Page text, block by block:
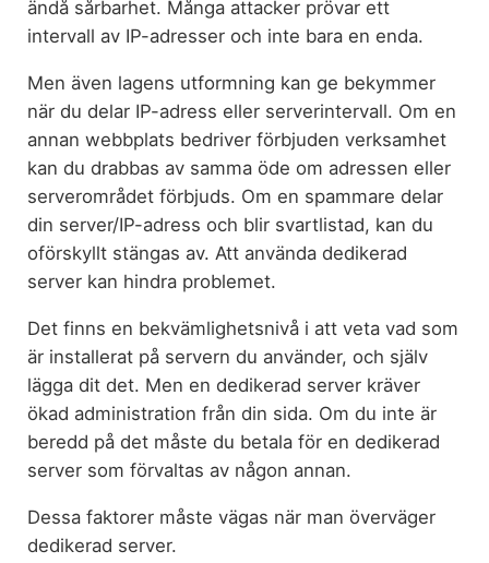
ändå sårbarhet. Många attacker prövar ett
intervall av IP-adresser och inte bara en enda.
Men även lagens utformning kan ge bekymmer
när du delar IP-adress eller serverintervall. Om en
annan webbplats bedriver förbjuden verksamhet
kan du drabbas av samma öde om adressen eller
serverområdet förbjuds. Om en spammare delar
din server/IP-adress och blir svartlistad, kan du
oförskyllt stängas av. Att använda dedikerad
server kan hindra problemet.
Det finns en bekvämlighetsnivå i att veta vad som
är installerat på servern du använder, och själv
lägga dit det. Men en dedikerad server kräver
ökad administration från din sida. Om du inte är
beredd på det måste du betala för en dedikerad
server som förvaltas av någon annan.
Dessa faktorer måste vägas när man överväger
dedikerad server.